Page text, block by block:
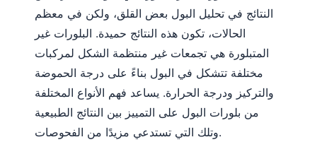
النتائج في تحليل البول بعض القلق، ولكن في معظم
الحالات، تكون هذه النتائج حميدة. البلورات غير
المتبلورة هي تجمعات غير منتظمة الشكل لمركبات
مختلفة تتشكل في البول بناءً على درجة الحموضة
والتركيز ودرجة الحرارة. يساعد فهم الأنواع المختلفة
من بلورات البول على التمييز بين النتائج الطبيعية
وتلك التي تستدعي مزيدًا من الفحوصات.